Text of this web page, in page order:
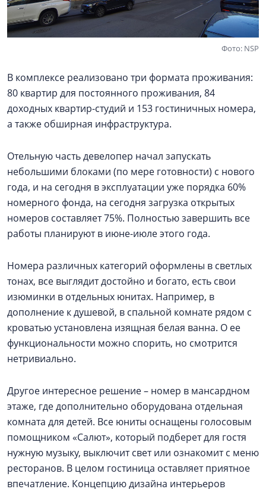
Фото: NSP
В комплексе реализовано три формата проживания:
80 квартир для постоянного проживания, 84
доходных квартир-студий и 153 гостиничных номера,
а также обширная инфраструктура.
Отельную часть девелопер начал запускать
небольшими блоками (по мере готовности) с нового
года, и на сегодня в эксплуатации уже порядка 60%
номерного фонда, на сегодня загрузка открытых
номеров составляет 75%. Полностью завершить все
работы планируют в июне-июле этого года.
Номера различных категорий оформлены в светлых
тонах, все выглядит достойно и богато, есть свои
изюминки в отдельных юнитах. Например, в
дополнение к душевой, в спальной комнате рядом с
кроватью установлена изящная белая ванна. О ее
функциональности можно спорить, но смотрится
нетривиально.
Другое интересное решение – номер в мансардном
этаже, где дополнительно оборудована отдельная
комната для детей. Все юниты оснащены голосовым
помощником «Салют», который подберет для гостя
нужную музыку, выключит свет или ознакомит с меню
ресторанов. В целом гостиница оставляет приятное
впечатление. Концепцию дизайна интерьеров